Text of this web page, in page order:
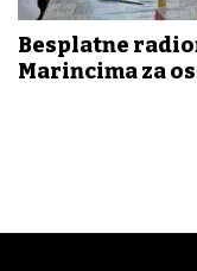
Besplatne
Marincima za